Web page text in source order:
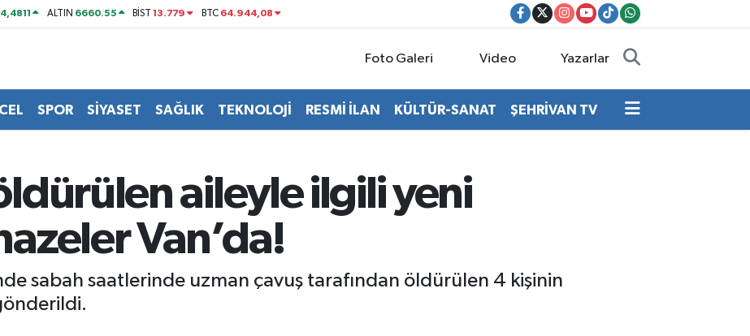
ALTIN 6660.55 BİST13.779 BTC 64.944,08
Foto Galeri Video Yazarlar
SPOR SİYASET SAĞLIK TEKNOLOJİ RESMİ İLAN KÜLTÜR-SANAT ŞEHRİVAN TV
aileyle ilgili yeni
Van’da!
sabah saatlerinde uzman çavuş tarafından öldürülen 4 kişinin